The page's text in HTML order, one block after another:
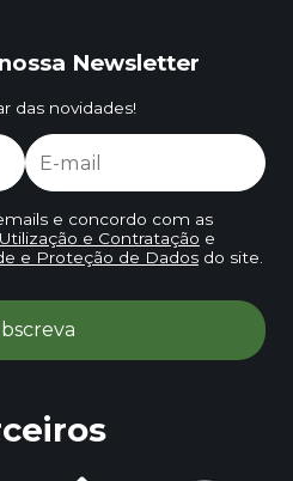
Newsletter
das novidades!
e concordo com as
e Contratação e
e Proteção de Dadosdo site.